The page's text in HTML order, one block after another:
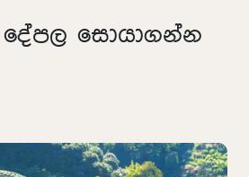
සොයාගන්න